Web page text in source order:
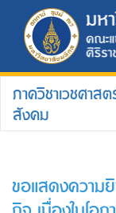
ภาควิชาเวชศาส
สังคม
ขอแสดงควา